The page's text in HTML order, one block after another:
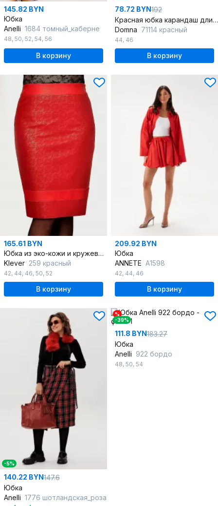
145.82 BYN
Юбка
Anelli 1684 томный_каберне
48, 50, 52, 54, 56
В корзину
78.72 BYN192
Красная юбка карандаш длины миди с разрезом и поясом
Domna 71114 красный
44, 46
В корзину
165.61 BYN
Юбка из эко-кожи и кружева с металлизированной молнией
Klever 259 красный
42, 44, 46, 50, 52
В корзину
209.92 BYN
Юбка
ANNETE A1598
42, 44, 46
В корзину
-5%
140.22 BYN147.6
Юбка
Anelli 1776 шотландская_роза
%
-39%
111.8 BYN183.27
Юбка
Anelli 922 бордо
48, 50, 54